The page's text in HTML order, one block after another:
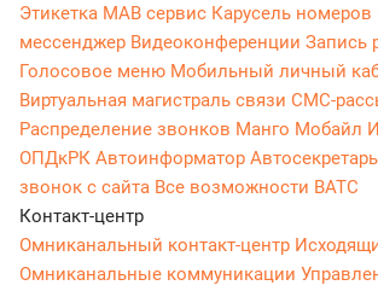
Этикетка МАВ сервис Карусель номеров
мессенджер Видеоконференции Запись
Голосовое меню Мобильный личный
Виртуальная магистраль связи СМС-
Распределение звонков Манго Мобайл
ОПДкРК Автоинформатор Автосекретарь
звонок с сайта Все возможности ВАТС
Контакт-центр
Омниканальный контакт-центр
Омниканальные коммуникации